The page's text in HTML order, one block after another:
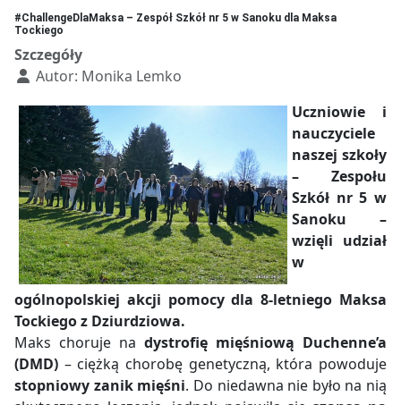
#ChallengeDlaMaksa – Zespół Szkół nr 5 w Sanoku dla Maksa
Tockiego
Szczegóły
Autor: Monika Lemko
Uczniowie i
nauczyciele
naszej szkoły
– Zespołu
Szkół nr 5 w
Sanoku –
wzięli udział
w
ogólnopolskiej akcji pomocy dla 8-letniego Maksa
Tockiego z Dziurdziowa.
Maks choruje na dystrofię mięśniową Duchenne’a
(DMD) – ciężką chorobę genetyczną, która powoduje
stopniowy zanik mięśni. Do niedawna nie było na nią